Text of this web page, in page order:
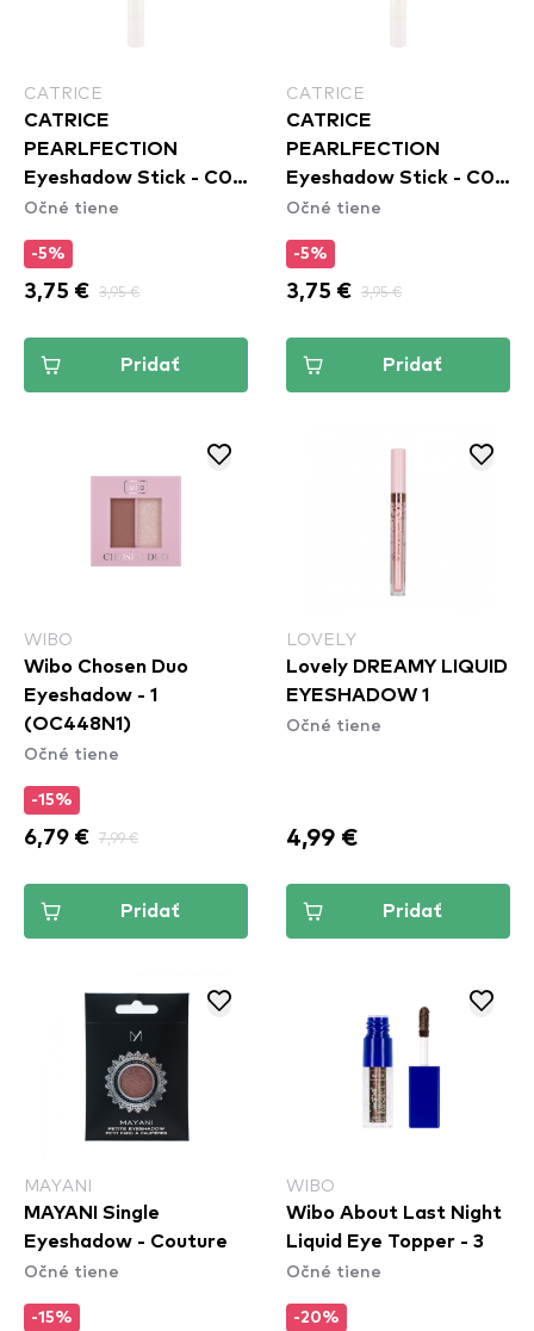
CATRICE
CATRICE
PEARLFECTION
Eyeshadow Stick - C02
Pearl Glaze
Očné tiene
-5%
3,75 € 3,95 €
Pridať
CATRICE
CATRICE
PEARLFECTION
Eyeshadow Stick - C03
Unstoppapearl
Očné tiene
-5%
3,75 € 3,95 €
Pridať
WIBO
Wibo Chosen Duo
Eyeshadow - 1
(OC448N1)
Očné tiene
-15%
6,79 € 7,99 €
Pridať
LOVELY
Lovely DREAMY LIQUID
EYESHADOW 1
Očné tiene
4,99 €
Pridať
MAYANI
MAYANI Single
Eyeshadow - Couture
Očné tiene
-15%
WIBO
Wibo About Last Night
Liquid Eye Topper - 3
Očné tiene
-20%